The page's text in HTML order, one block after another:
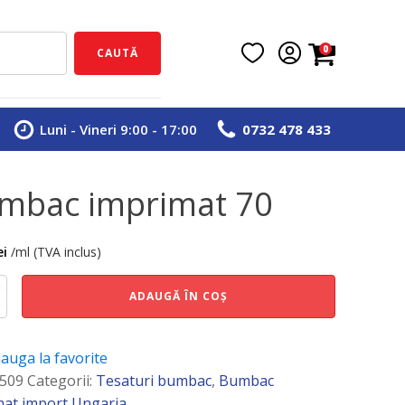
CAUTĂ 0
Luni - Vineri 9:00 - 17:00 0732 478 433
imprimat 70
/ml (TVA inclus)
ADAUGĂ ÎN COȘ
la favorite
Categorii: Tesaturi bumbac, Bumbac